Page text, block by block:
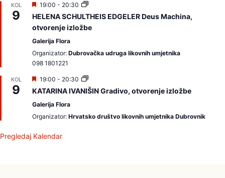
m
o
KOL
9
I
z
d
v
j
a
m
19:00 - 20:30
HELENA SCHULTHEIS EDGELER Deus Machina,
otvorenje izložbe
Galerija Flora
Organizator: Dubrovačka udruga likovnih umjetnika
098 1801221
KOL
9
I
z
d
v
j
m
19:00 - 20:30
KATARINA IVANIŠIN Gradivo, otvorenje izložbe
Galerija Flora
Organizator: Hrvatsko društvo likovnih umjetnika Dubrovnik
Pregledaj Kalendar